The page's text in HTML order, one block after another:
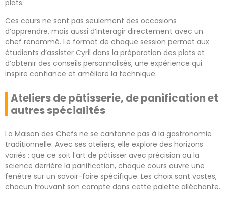
plats.
Ces cours ne sont pas seulement des occasions
d’apprendre, mais aussi d’interagir directement avec un
chef renommé. Le format de chaque session permet aux
étudiants d’assister Cyril dans la préparation des plats et
d’obtenir des conseils personnalisés, une expérience qui
inspire confiance et améliore la technique.
Ateliers de pâtisserie, de panification et
autres spécialités
La Maison des Chefs ne se cantonne pas à la gastronomie
traditionnelle. Avec ses ateliers, elle explore des horizons
variés : que ce soit l’art de pâtisser avec précision ou la
science derrière la panification, chaque cours ouvre une
fenêtre sur un savoir-faire spécifique. Les choix sont vastes,
chacun trouvant son compte dans cette palette alléchante.